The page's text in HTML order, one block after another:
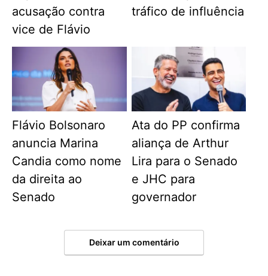
acusação contra
vice de Flávio
tráfico de influência
Flávio Bolsonaro
anuncia Marina
Candia como nome
da direita ao
Senado
Ata do PP confirma
aliança de Arthur
Lira para o Senado
e JHC para
governador
Deixar um comentário